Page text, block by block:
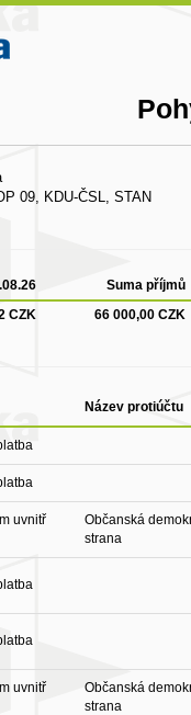
09, KDU-ČSL, STAN
Suma příjmů
CZK 66 000,00 CZK
Název protiúčtu
uvnitř
Občanská
strana
uvnitř
Občanská
strana